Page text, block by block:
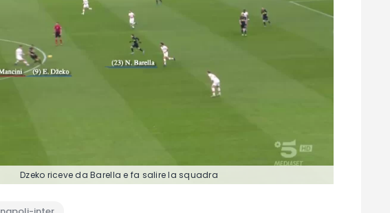
Dzeko riceve da Barella e fa salire la squadra